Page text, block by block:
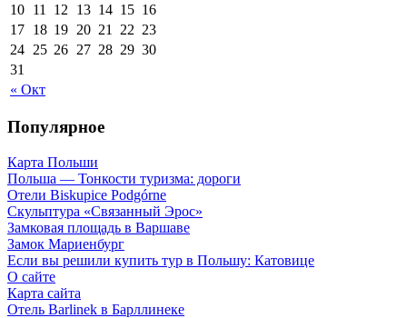
« Окт
10 11 12 13 14 15 16
17 18 19 20 21 22 23
24 25 26 27 28 29 30
31
Популярное
Карта Польши
Польша — Тонкости туризма: дороги
Отели Biskupice Podgórne
Скульптура «Связанный Эрос»
Замковая площадь в Варшаве
Замок Мариенбург
Если вы решили купить тур в Польшу: Катовице
О сайте
Карта сайта
Отель Barlinek в Барллинеке